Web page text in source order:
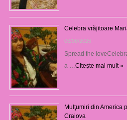
Celebra vrăjitoare
06/08/2026
Spread the
a …Citeşte mai mult »
Mulţumiri din America
Craiova